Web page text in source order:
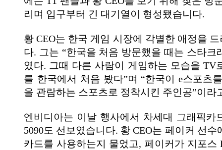
리며 입구부터 긴 대기열이 형성됐습니다.
황 CEO는 한국 게임 시장에 각별한 애정을
다. 그는 “한국을 처음 방문했을 때는 스타크
였다. 그때 다른 사람이 게임하는 모습을 TV
를 한국에서 처음 봤다”며 “한국이 e스포츠
을 관람하는 스포츠로 정착시킨 주인공”이라
엔비디아는 이날 행사에서 차세대 그래픽카
5090도 선보였습니다. 황 CEO는 페이커 선수
카드를 사용하는지 물었고, 페이커가 지포스